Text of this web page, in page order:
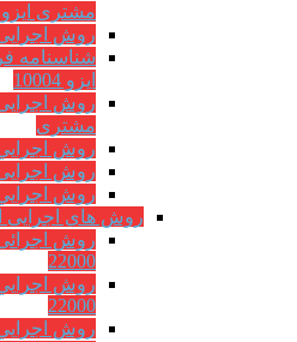
مشتری ایزو 10004
روش اجرایی
شناسنامه
ایزو 10004
روش
مشتری
روش اجرايي
روش اجرایی
روش اجرايي
روش های اجرایی ایزو
روش اجرائی
22000
روش
22000
روش اجرايي